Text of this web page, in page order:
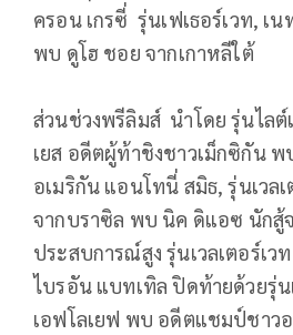
ครอน เกรซี่ รุ่นเฟเธอร์เวท, เ
พบ ดูโฮ ชอย จากเกาหลีใต้
ส่วนช่วงพรีลิมส์ นำโดย รุ่นไลต์
เยส อดีตผู้ท้าชิงชาวเม็กซิกัน
อเมริกัน แอนโทนี่ สมิธ, รุ่นเวลเ
จากบราซิล พบ นิค ดิแอซ นักสู้
ประสบการณ์สูง รุ่นเวลเตอร์เ
ไบรอัน แบทเทิล ปิดท้ายด้วยรุ่น
เอฟโลเยฟ พบ อดีตแชมป์ชาวอ